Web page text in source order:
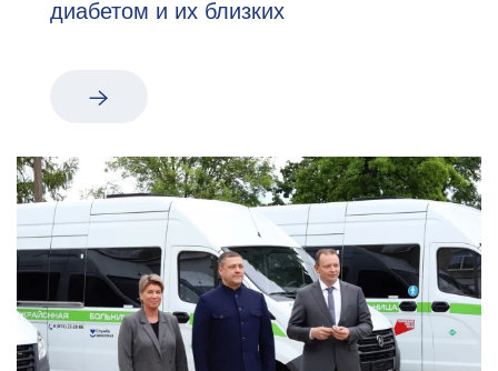
диабетом и их близких